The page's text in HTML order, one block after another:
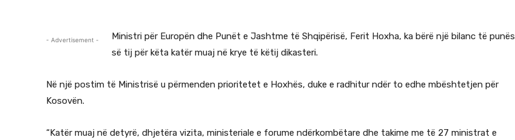
- Advertisement -
Ministri për Europën dhe Punët e Jashtme të Shqipërisë, Ferit Hoxha, ka bërë një bilanc të punës
së tij për këta katër muaj në krye të këtij dikasteri.
Në një postim të Ministrisë u përmenden prioritetet e Hoxhës, duke e radhitur ndër to edhe mbështetjen për
Kosovën.
“Katër muaj në detyrë, dhjetëra vizita, ministeriale e forume ndërkombëtare dhe takime me të 27 ministrat e